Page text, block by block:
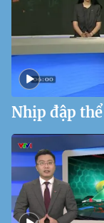
Nhịp đập